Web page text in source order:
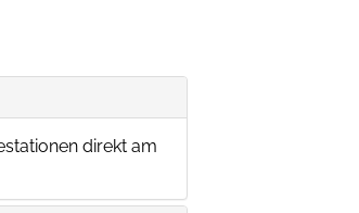
direkt am